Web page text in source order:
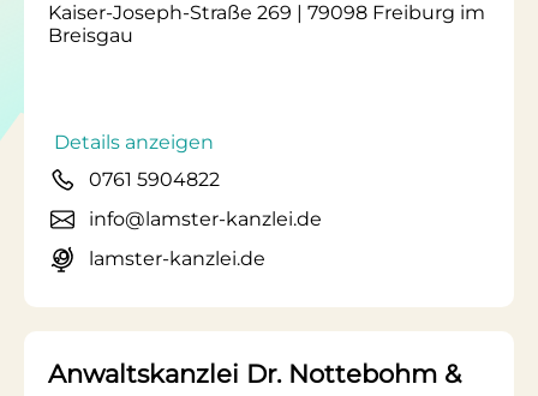
Kaiser-Joseph-Straße 269 | 79098 Freiburg im
Breisgau
Details anzeigen
0761 5904822
info@lamster-kanzlei.de
lamster-kanzlei.de
Anwaltskanzlei Dr. Nottebohm &